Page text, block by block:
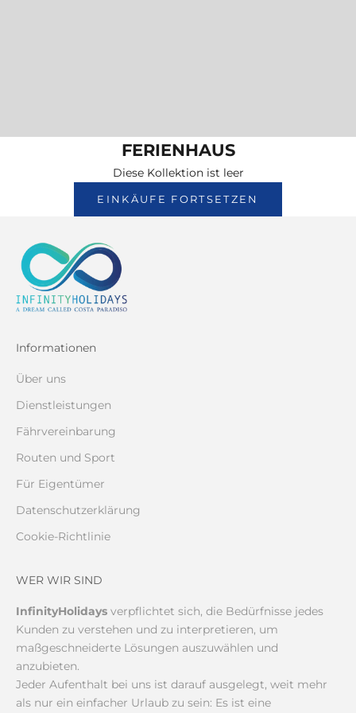
FERIENHAUS
Diese Kollektion ist leer
EINKÄUFE FORTSETZEN
Informationen
Über uns
Dienstleistungen
Fährvereinbarung
Routen und Sport
Für Eigentümer
Datenschutzerklärung
Cookie-Richtlinie
WER WIR SIND
InfinityHolidays verpflichtet sich, die Bedürfnisse jedes
Kunden zu verstehen und zu interpretieren, um
maßgeschneiderte Lösungen auszuwählen und
anzubieten.
Jeder Aufenthalt bei uns ist darauf ausgelegt, weit mehr
als nur ein einfacher Urlaub zu sein: Es ist eine